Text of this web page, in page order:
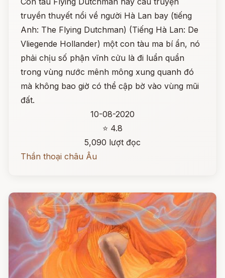
truyền thuyết nổi về người Hà Lan bay (tiếng
Anh: The Flying Dutchman) (Tiếng Hà Lan: De
Vliegende Hollander) một con tàu ma bí ẩn, nó
phải chịu số phận vĩnh cửu là đi luẩn quẩn
trong vùng nước mênh mông xung quanh đó
mà không bao giờ có thể cập bờ vào vùng mũi
đất.
10-08-2020
⭐ 4.8
5,090 lượt đọc
Thần thoại châu Âu